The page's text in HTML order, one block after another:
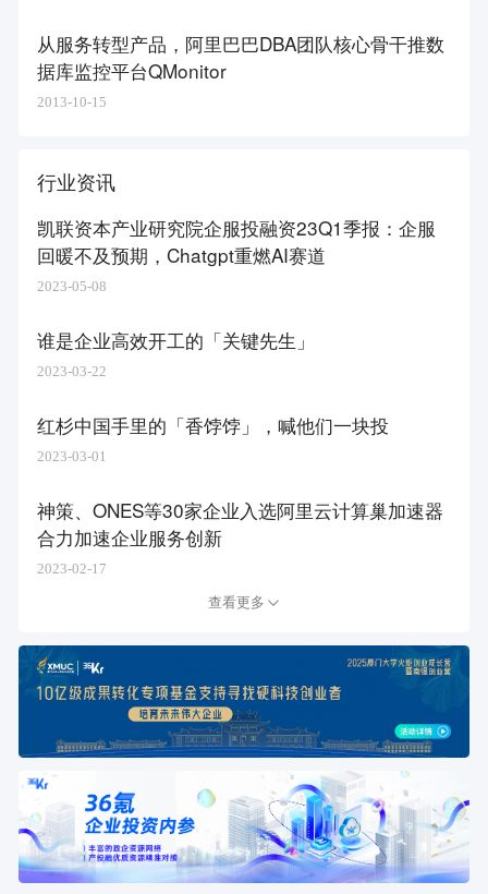
从服务转型产品，阿里巴巴DBA团队核心骨干推数
据库监控平台QMonitor
2013-10-15
行业资讯
凯联资本产业研究院企服投融资23Q1季报：企服
回暖不及预期，Chatgpt重燃AI赛道
2023-05-08
谁是企业高效开工的「关键先生」​
2023-03-22
红杉中国手里的「香饽饽」，喊他们一块投
2023-03-01
神策、ONES等30家企业入选阿里云计算巢加速器
合力加速企业服务创新
2023-02-17
查看更多